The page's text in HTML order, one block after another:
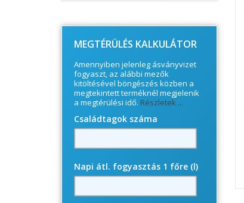
MEGTÉRÜLÉS KALKULÁTOR
Amennyiben jelenleg ásványvizet
fogyaszt, az alábbi mezők
kitöltésével böngészés közben a
megtekintett terméknél megjelenik
a megtérülési idő. Részletek ...
Családtagok száma
Napi átl. fogyasztás 1 főre (l)